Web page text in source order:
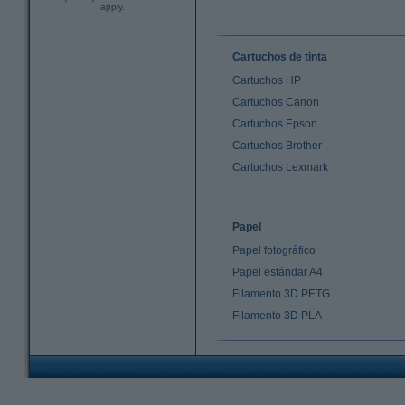
apply.
Cartuchos de tinta
Cartuchos HP
Cartuchos Canon
Cartuchos Epson
Cartuchos Brother
Cartuchos Lexmark
Papel
Papel fotográfico
Papel estándar A4
Filamento 3D PETG
Filamento 3D PLA